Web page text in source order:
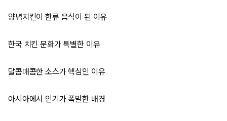
양념치킨이 한류 음식이 된 이유
한국 치킨 문화가 특별한 이유
달콤매콤한 소스가 핵심인 이유
아시아에서 인기가 폭발한 배경